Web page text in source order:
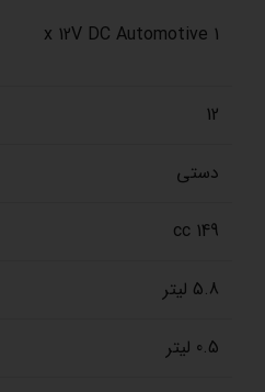
1 x 12V DC Automotive
12
دستی
149 cc
5.8 لیتر
0.5 لیتر